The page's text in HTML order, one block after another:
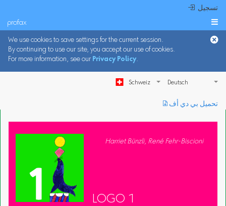
 تسجيل
profax 
We use cookies to save settings for the current session.
By continuing to use our site, you accept our use of cookies.
For more information, see our Privacy Policy.
Schweiz
︎ تحميل بي دي أف
Harriet Bünzli, René Fehr-Biscioni
LOGO 1